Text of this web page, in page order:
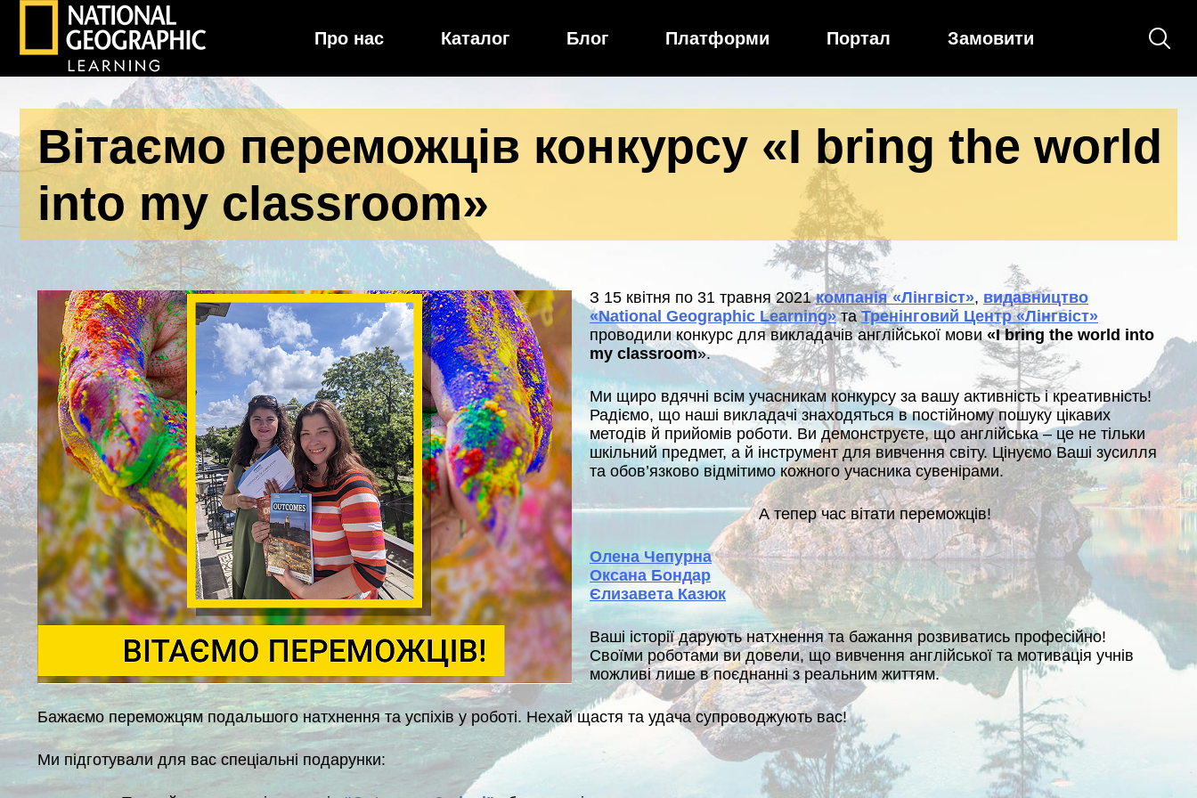
National Geographic Learning
Про нас Каталог Блог Платформи Портал Замовити
Вітаємо переможців конкурсу «I bring the world
into my classroom»
З 15 квітня по 31 травня 2021компанія «Лінгвіст», видавництво
«National Geographic Learning»таТренінговий Центр «Лінгвіст»
проводили конкурс для викладачів англійської мови«I bring the world into
my classroom».
Ми щиро вдячні всім учасникам конкурсу за вашу активність і креативність!
Радіємо, що наші викладачі знаходяться в постійному пошуку цікавих
методів й прийомів роботи. Ви демонструєте, що англійська – це не тільки
шкільний предмет, а й інструмент для вивчення світу. Цінуємо Ваші зусилля
та обов’язково відмітимо кожного учасника сувенірами.
А тепер час вітати переможців!
Олена Чепурна
Оксана Бондар
Єлизавета Казюк
Ваші історії дарують натхнення та бажання розвиватись професійно!
Своїми роботами ви довели, що вивчення англійської та мотивація учнів
можливі лише в поєднанні з реальним життям.
Бажаємо переможцям подальшого натхнення та успіхів у роботі. Нехай щастя та удача супроводжують вас!
Ми підготували для вас спеціальні подарунки: